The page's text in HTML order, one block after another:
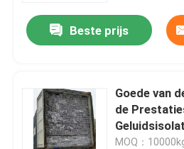
Beste prijs
Goede van
de
MOQ：